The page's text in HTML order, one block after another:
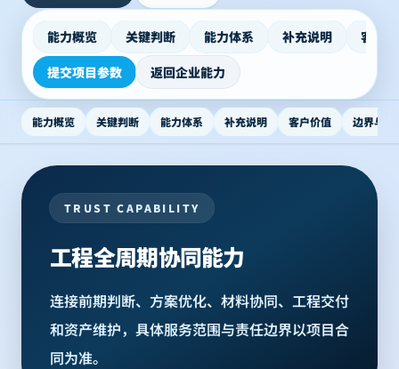
能力概览 关键判断 能力体系 补充说明
客户
提交项目参数
返回企业能力
能力概览 关键判断 能力体系 补充说明 客户价值 边界与咨
TRUST CAPABILITY
工程全周期协同能力
连接前期判断、方案优化、材料协同、工程交付
和资产维护，具体服务范围与责任边界以项目合
同为准。